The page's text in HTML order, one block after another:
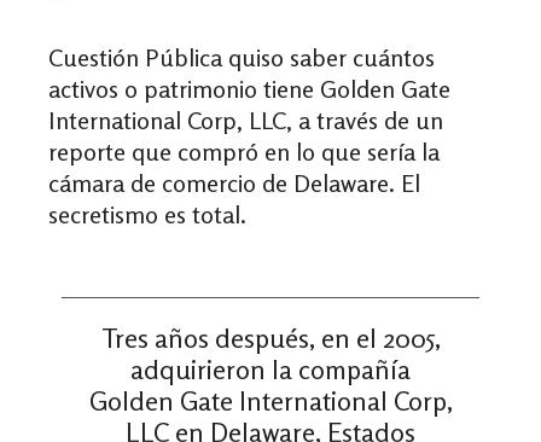
Cuestión Pública quiso saber cuántos
activos o patrimonio tiene Golden Gate
International Corp, LLC, a través de un
reporte que compró en lo que sería la
cámara de comercio de Delaware. El
secretismo es total.
Tres años después, en el 2005,
adquirieron la compañía
Golden Gate International Corp,
LLC en Delaware, Estados